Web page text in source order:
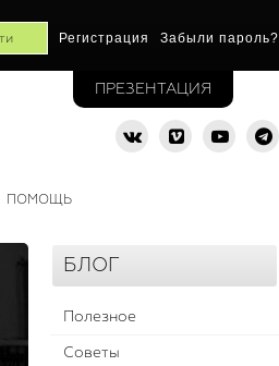
Регистрация Забыли пароль?
ПРЕЗЕНТАЦИЯ
ПОМОЩЬ
БЛОГ
Полезное
Советы